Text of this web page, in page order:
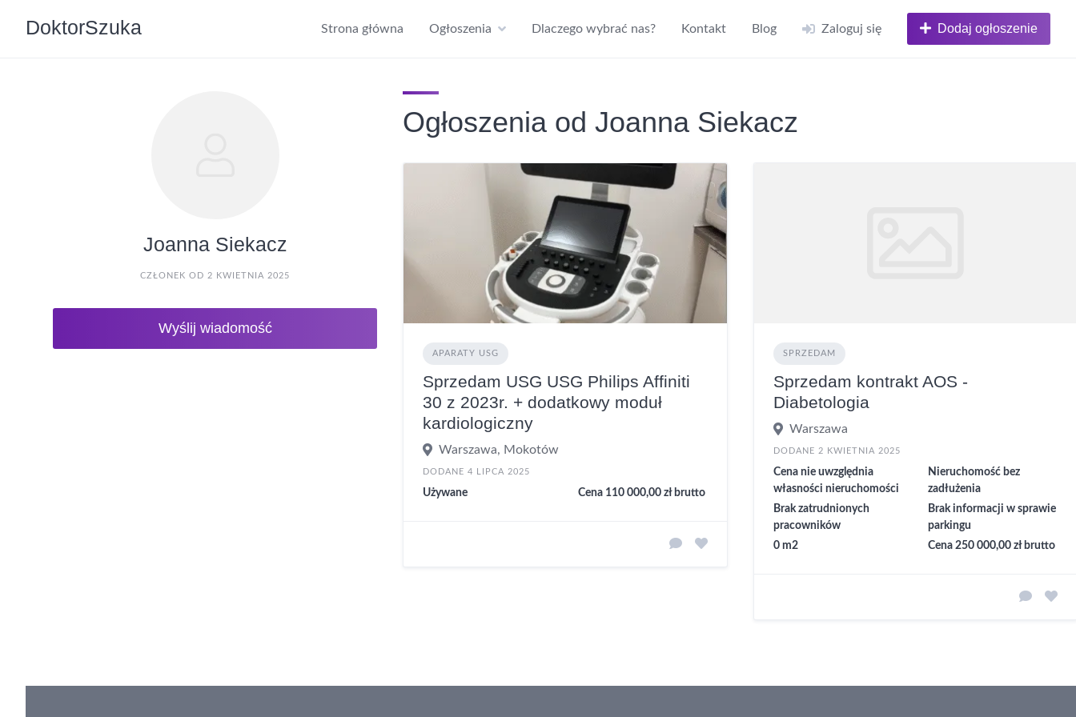
DoktorSzuka Strona główna Ogłoszenia Dlaczego wybrać nas? Kontakt Blog Zaloguj się Dodaj ogłoszenie
Joanna Siekacz
CZŁONEK OD 2 KWIETNIA 2025
Wyślij wiadomość
Ogłoszenia od Joanna Siekacz
APARATY USG
Sprzedam USG USG Philips Affiniti
30 z 2023r. + dodatkowy moduł
kardiologiczny
Warszawa, Mokotów
DODANE 4 LIPCA 2025
Używane Cena 110 000,00 zł brutto
SPRZEDAM
Sprzedam kontrakt AOS -
Diabetologia
Warszawa
DODANE 2 KWIETNIA 2025
Cena nie uwzględnia
własności nieruchomości
Nieruchomość bez
zadłużenia
Brak zatrudnionych
pracowników
Brak informacji w sprawie
parkingu
0 m2
Cena 250 000,00 zł brutto